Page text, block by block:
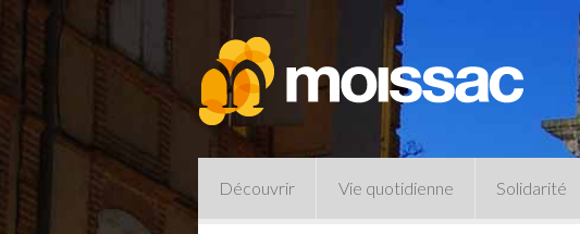
Découvrir Vie quotidienne Solidarité